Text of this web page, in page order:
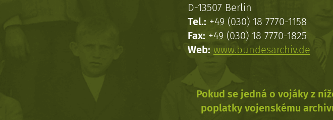
D-13507 Berlin
Tel.: +49 (030) 18 7770-1158
Fax: +49 (030) 18 7770-1825
Web: www.bundesarchiv.de
Pokud se jedná o vojáky z
poplatky vojenskému